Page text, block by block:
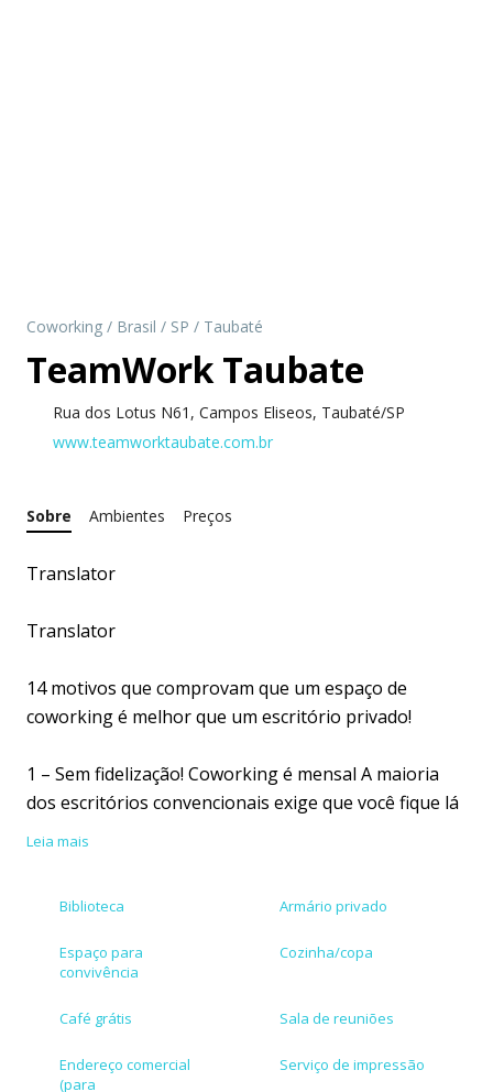
Coworking / Brasil / SP / Taubaté
TeamWork Taubate
Rua dos Lotus N61, Campos Eliseos, Taubaté/SP
www.teamworktaubate.com.br
Sobre Ambientes Preços
Translator
Translator
14 motivos que comprovam que um espaço de
coworking é melhor que um escritório privado!
1 – Sem fidelização! Coworking é mensal A maioria
dos escritórios convencionais exige que você fique lá
pelo menos um ano e, às vezes, até mais do que isso.
2 – Trabalhar sozinho é chato. Interaja! No seu
próprio escritório privado, sim, você pode fechar a
humana é muito complicada para alguns. Além disso,
seres humanos são seres sociais. O fato de
Leia mais
Biblioteca Armário privado
Espaço para
convivência
Cozinha/copa
Café grátis Sala de reuniões
Endereço comercial
(para
Serviço de impressão